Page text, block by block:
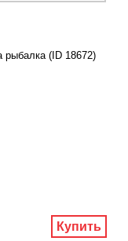
рыбалка (ID 18672)
Купить